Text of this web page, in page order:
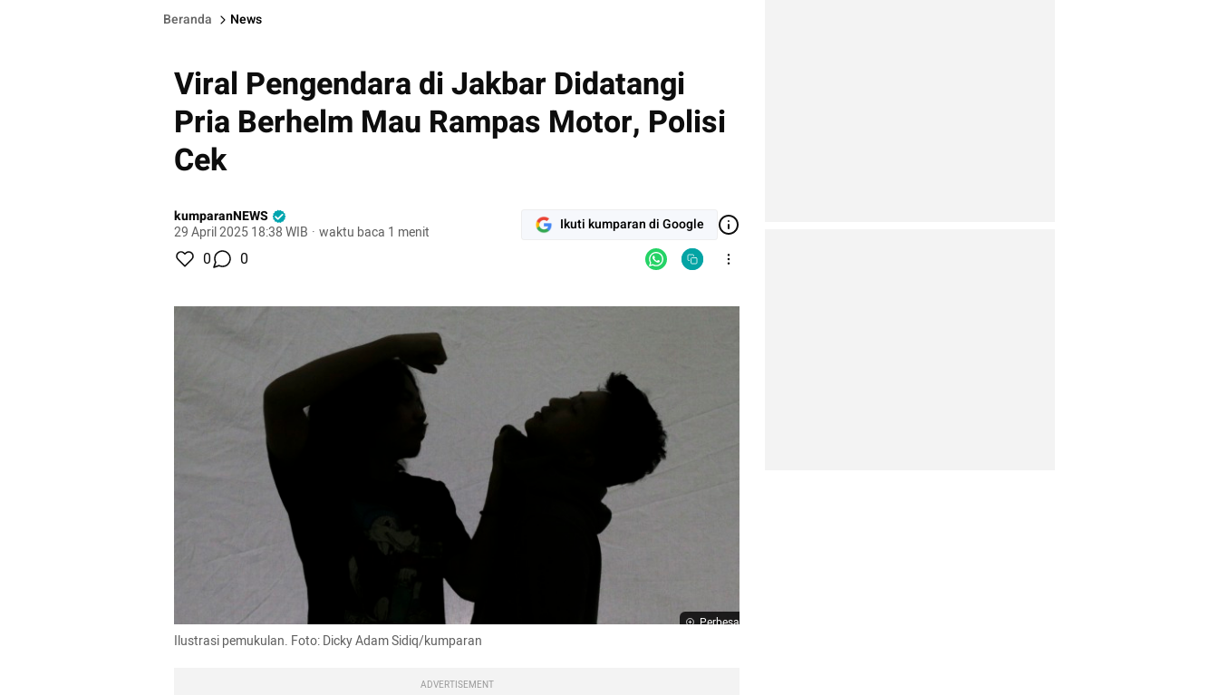
Beranda News
Viral Pengendara di Jakbar Didatangi
Pria Berhelm Mau Rampas Motor, Polisi
Cek
kumparanNEWS
29 April 2025 18:38 WIB · waktu baca 1 menit Ikuti kumparan di Google
0 0
Perbesar
Ilustrasi pemukulan. Foto: Dicky Adam Sidiq/kumparan
ADVERTISEMENT